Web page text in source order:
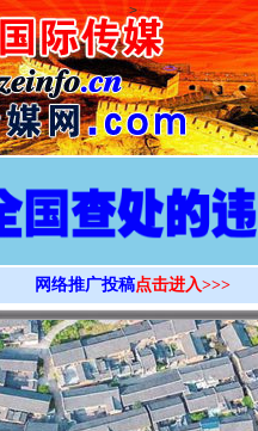
>
网络推广投稿点击进入>>>